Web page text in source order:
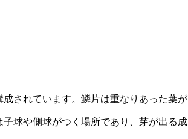
されています。鱗片は重なりあった葉が
球や側球がつく場所であり、芽が出る成